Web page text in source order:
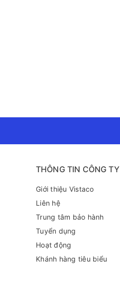
THÔNG TIN CÔNG TY
Giới thiệu Vistaco
Liên hệ
Trung tâm bảo hành
Tuyển dụng
Hoạt động
Khánh hàng tiêu biểu